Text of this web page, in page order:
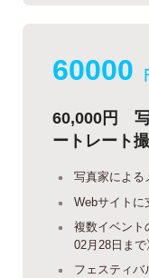
60000
60,000円 写
ートレート
写真家による
Webサイトに
複数イベント
02月28日まで）
フェスティバ